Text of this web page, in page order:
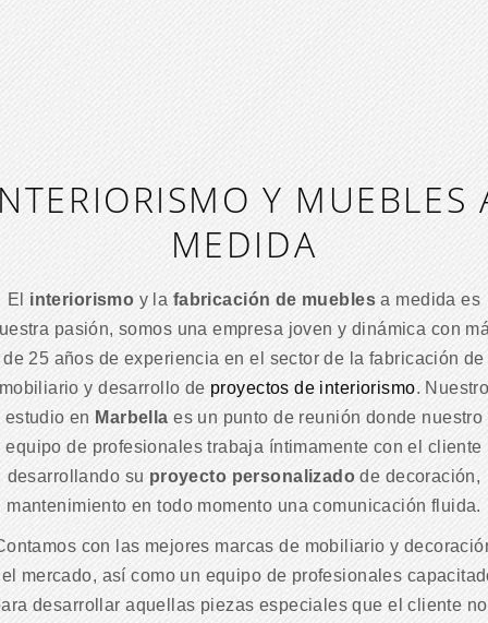
Y MUEBLES
MEDIDA
El interiorismo y la fabricación de muebles a medida es
pasión, somos una empresa joven y dinámica con
de 25 años de experiencia en el sector de la fabricación de
y desarrollo de proyectos de interiorismo.
estudio en Marbella es un punto de reunión donde nuestro
equipo de profesionales trabaja íntimamente con el cliente
desarrollando su proyecto personalizado de decoración,
mantenimiento en todo momento una comunicación fluida.
con las mejores marcas de mobiliario y
mercado, así como un equipo de profesionales
desarrollar aquellas piezas especiales que el cliente